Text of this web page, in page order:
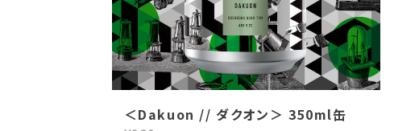
＜Dakuon // ダクオン＞ 350ml缶